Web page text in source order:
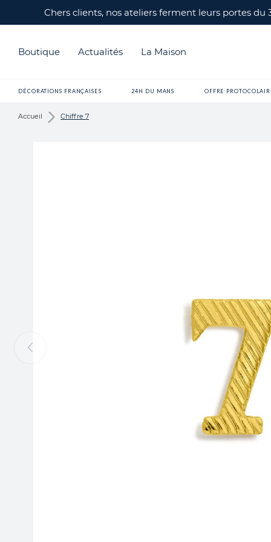
Chers clients, nos ateliers ferment leurs portes
Boutique
DÉCORATIONS FRANÇAISES 24H DU MANS OFFRE
Actualités La Maison
Accueil Chiffre 7